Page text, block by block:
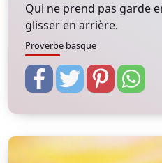
Qui ne prend pas garde
glisser en arrière.
Proverbe basque